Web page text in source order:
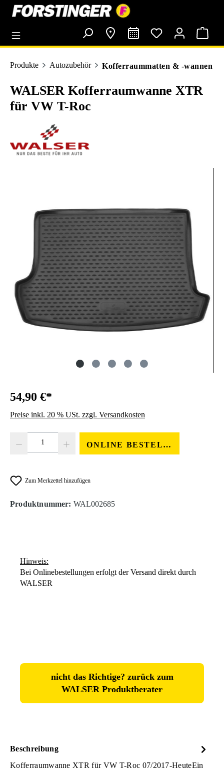
springen
Produkte Autozubehör Kofferraummatten & -wannen
WALSER Kofferraumwanne XTR
für VW T-Roc
54,90 €*
Preise inkl. 20 % USt. zzgl. Versandkosten
ONLINE BESTELLEN
Zum Merkzettel hinzufügen
Produktnummer: WAL002685
Hinweis:
Bei Onlinebestellungen erfolgt der Versand direkt durch
WALSER
nicht das Richtige? zurück zum
WALSER Produktberater
Beschreibung
Kofferraumwanne XTR für VW T-Roc 07/2017-HeuteEin